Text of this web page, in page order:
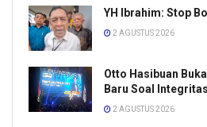
YH Ibrahim: Stop
2 AGUSTUS 2026
Otto Hasibuan
Baru Soal
2 AGUSTUS 2026